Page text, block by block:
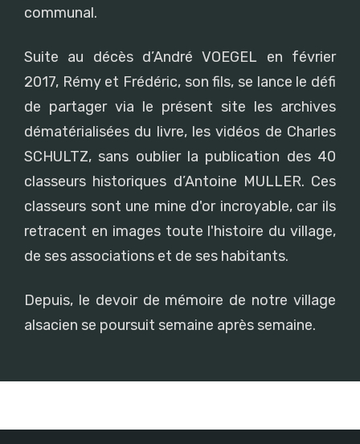
communal.
Suite au décès d’André VOEGEL en février
2017, Rémy et Frédéric, son fils, se lance le défi
de partager via le présent site les archives
dématérialisées du livre, les vidéos de Charles
SCHULTZ, sans oublier la publication des 40
classeurs historiques d’Antoine MULLER. Ces
classeurs sont une mine d'or incroyable, car ils
retracent en images toute l'histoire du village,
de ses associations et de ses habitants.
Depuis, le devoir de mémoire de notre village
alsacien se poursuit semaine après semaine.